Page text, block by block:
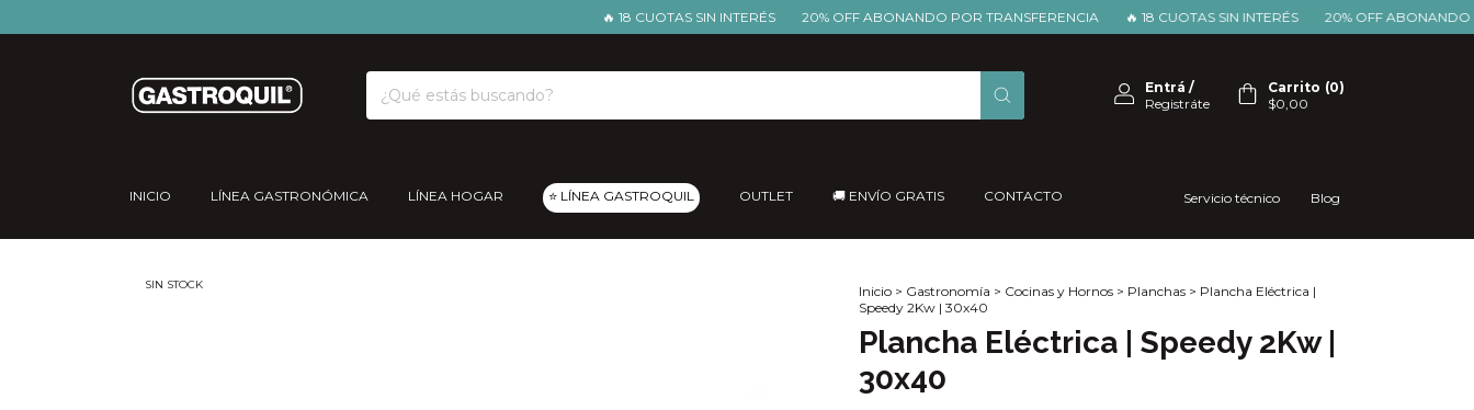
🔥 18 CUOTAS SIN INTERÉS 20% OFF ABONANDO POR TRANSFERENCIA 🔥 18 CUOTAS SIN INTERÉS 20% OFF ABONANDO POR
Entrá /
Registráte
Carrito (0)
$0,00
INICIO LÍNEA GASTRONÓMICA LÍNEA HOGAR ⭐ LÍNEA GASTROQUIL OUTLET 🚚 ENVÍO GRATIS CONTACTO Servicio técnico Blog
SIN STOCK Inicio > Gastronomía > Cocinas y Hornos > Planchas > Plancha Eléctrica |
Speedy 2Kw | 30x40
Plancha Eléctrica | Speedy 2Kw |
30x40